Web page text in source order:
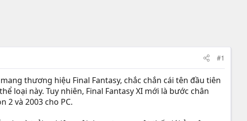
#1
thương hiệu Final Fantasy, chắc chắn cái tên đầu tiên
loại này. Tuy nhiên, Final Fantasy XI mới là bước chân
2 và 2003 cho PC.